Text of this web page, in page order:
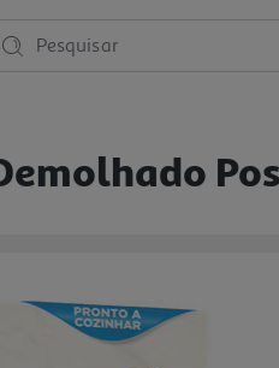
Pesquisar